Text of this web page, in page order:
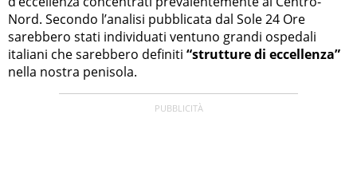
Nord. Secondo l’analisi pubblicata dal Sole 24 Ore
sarebbero stati individuati ventuno grandi ospedali
italiani che sarebbero definiti “strutture di eccellenza”
nella nostra penisola.